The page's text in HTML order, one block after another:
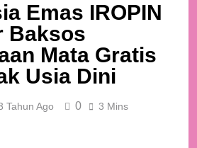
Emas IROPIN
Baksos
Mata Gratis
Usia Dini
Tahun Ago 0 3 Mins